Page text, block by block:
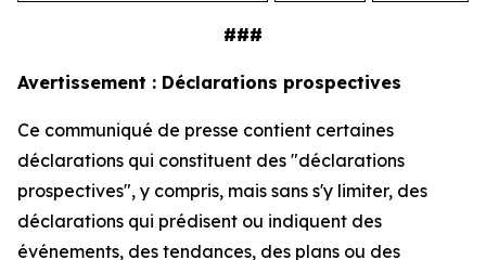
###
Avertissement : Déclarations prospectives
Ce communiqué de presse contient certaines
déclarations qui constituent des "déclarations
prospectives", y compris, mais sans s'y limiter, des
déclarations qui prédisent ou indiquent des
événements, des tendances, des plans ou des